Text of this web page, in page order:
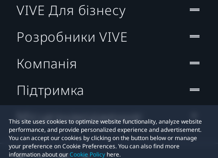
This site uses cookies to optimize website functionality, analyze website
performance, and provide personalized experience and advertisement.
You can accept our cookies by clicking on the button below or manage
your preference on Cookie Preferences. You can also find more
information about ourCookie Policy here.
VIVE Для бізнесу
Розробники VIVE
Компанія
Підтримка
Місцезнаходження: